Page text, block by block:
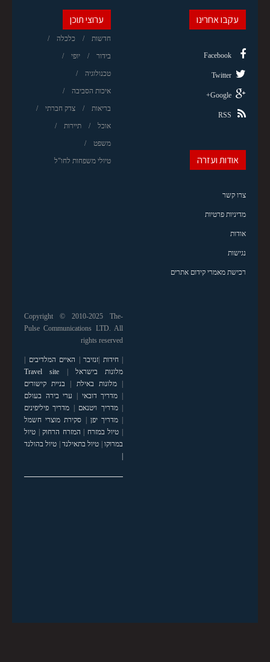
ערוצי תוכן
חדשות כלכלה
בידור יופי
טכנולוגיה
איכות הסביבה
בריאות צדק חברתי
אוכל תיירות
משפט
טיולי משפחות לחו"ל
עקבו אחרינו
Facebook
Twitter
Google+
RSS
אודות ועזרה
צרו קשר
מדיניות פרטיות
אודות
נגישות
רכישת מאמרי קידום אתרים
Copyright © 2010-2025 The-
Pulse Communications LTD. All
rights reserved
|חידות זנזיבר האיים המלדיבים
מלונות בישראל
Travel site
|מלונות באילת
בניית קישורים
מדריך דובאי
ערי בירה בעולם
|מדריך ויטנאם
מדריך פיליפינים
|מדריך יפן
סקירת מוצרי חשמל
טיול במזרח המזרח הרחוק| טיול
במרוקו| טיול בתאילנד| טיול בהולנד